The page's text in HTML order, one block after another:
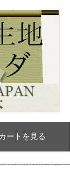
カートを見る